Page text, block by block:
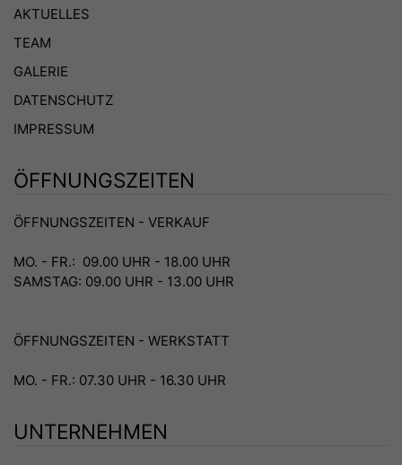
AKTUELLES
TEAM
GALERIE
DATENSCHUTZ
IMPRESSUM
ÖFFNUNGSZEITEN
ÖFFNUNGSZEITEN - VERKAUF
MO. - FR.: 09.00 UHR - 18.00 UHR
SAMSTAG: 09.00 UHR - 13.00 UHR
ÖFFNUNGSZEITEN - WERKSTATT
MO. - FR.: 07.30 UHR - 16.30 UHR
UNTERNEHMEN